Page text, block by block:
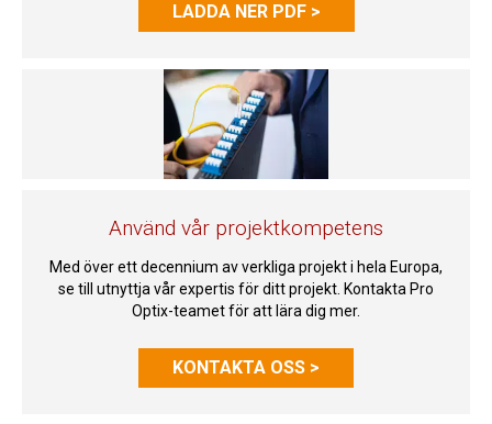
LADDA NER PDF >
Använd vår projektkompetens
Med över ett decennium av verkliga projekt i hela Europa,
se till utnyttja vår expertis för ditt projekt. Kontakta Pro
Optix-teamet för att lära dig mer.
KONTAKTA OSS >